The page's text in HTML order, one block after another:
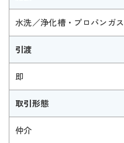
水洗／浄化槽・プロパンガス
引渡
即
取引形態
仲介